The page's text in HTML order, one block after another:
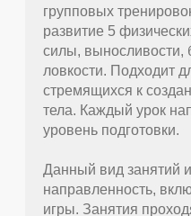
групповых
развитие 5
силы, выносливости,
ловкости. Подходит
стремящихся к
тела. Каждый урок
уровень подготовки.
Данный вид занятий
направленность,
игры. Занятия